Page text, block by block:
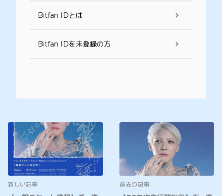
Bitfan IDとは
Bitfan IDを未登録の方
新しい記事 過去の記事